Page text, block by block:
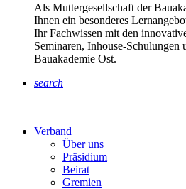
Als Muttergesellschaft der
Ihnen ein besonderes
Ihr Fachwissen mit den
Seminaren, Inhouse-
Bauakademie Ost.
search
Verband
Über uns
Präsidium
Beirat
Gremien